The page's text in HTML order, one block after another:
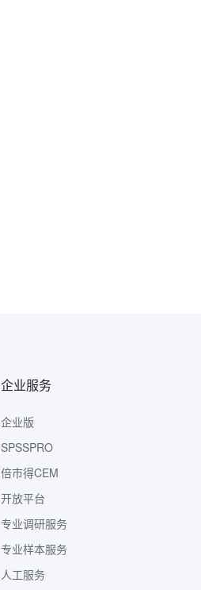
企业服务
企业版
SPSSPRO
倍市得CEM
开放平台
专业调研服务
专业样本服务
人工服务